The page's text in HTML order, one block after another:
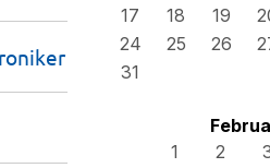
17
18 19
24
25 26
31
1
2